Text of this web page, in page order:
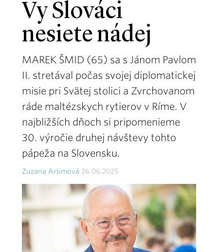
Vy Slováci
nesiete nádej
MAREK ŠMID (65) sa s Jánom Pavlom
II. stretával počas svojej diplomatickej
misie pri Svätej stolici a Zvrchovanom
ráde maltézskych rytierov v Ríme. V
najbližších dňoch si pripomenieme
30. výročie druhej návštevy tohto
pápeža na Slovensku.
Zuzana Artimová 26.06.2025